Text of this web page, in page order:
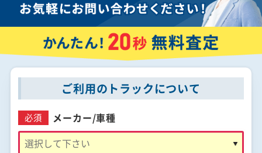
ご利用のトラックについて
必須 メーカー/車種